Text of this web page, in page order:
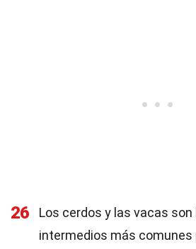
26
Los cerdos y las vacas
intermedios más comunes